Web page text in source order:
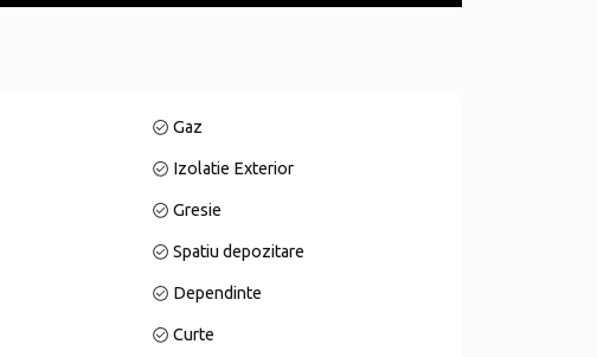
Gaz
Izolatie Exterior
Gresie
Spatiu depozitare
Dependinte
Curte